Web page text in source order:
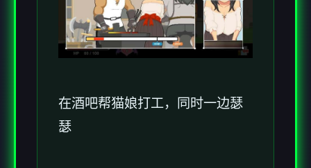
在酒吧帮猫娘打工，同时一边瑟
瑟